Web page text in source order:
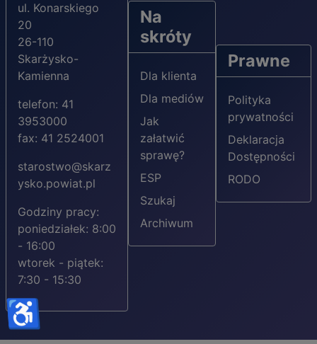
ul. Konarskiego
20
26-110
Skarżysko-
Kamienna
telefon: 41
3953000
fax: 41 2524001
starostwo@skarz
ysko.powiat.pl
Godziny pracy:
poniedziałek: 8:00
- 16:00
wtorek - piątek:
7:30 - 15:30
Na
skróty
Dla klienta
Dla mediów
Jak
załatwić
sprawę?
ESP
Szukaj
Archiwum
Prawne
Polityka
prywatności
Deklaracja
Dostępności
RODO